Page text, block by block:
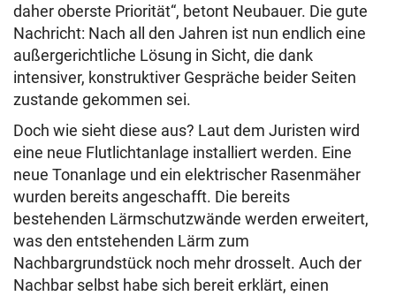
daher oberste Priorität“, betont Neubauer. Die gute
Nachricht: Nach all den Jahren ist nun endlich eine
außergerichtliche Lösung in Sicht, die dank
intensiver, konstruktiver Gespräche beider Seiten
zustande gekommen sei.
Doch wie sieht diese aus? Laut dem Juristen wird
eine neue Flutlichtanlage installiert werden. Eine
neue Tonanlage und ein elektrischer Rasenmäher
wurden bereits angeschafft. Die bereits
bestehenden Lärmschutzwände werden erweitert,
was den entstehenden Lärm zum
Nachbargrundstück noch mehr drosselt. Auch der
Nachbar selbst habe sich bereit erklärt, einen